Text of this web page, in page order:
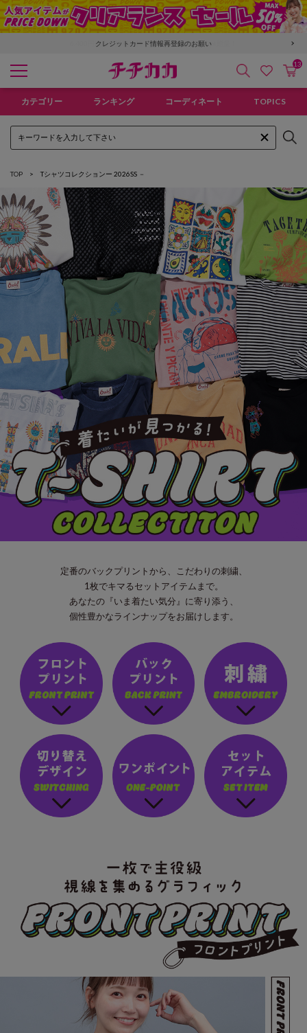
6,400円以上で送料無料！新規会員登録で300pt贈呈！
「GMO後払い」お支払い停滞時の回収手数料のご負担について
検索 お気にカ
13
カテゴリー ランキング コーディネート TOPICS
TOP Tシャツコレクションー 2026SS －
定番のバックプリントから、こだわりの刺繍、
1枚でキマるセットアイテムまで。
あなたの『いま着たい気分』に寄り添う、
個性豊かなラインナップをお届けします。